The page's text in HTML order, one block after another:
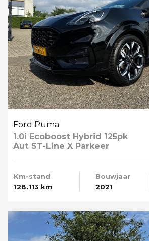
Ford Puma
1.0i Ecoboost Hybrid 125pk
Aut ST-Line X Parkeer
Km-stand
128.113 km
Bouwjaar
2021